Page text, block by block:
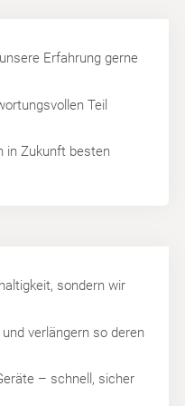
Erfahrung gerne
Teil
in Zukunft besten
sondern wir
verlängern so deren
– schnell, sicher